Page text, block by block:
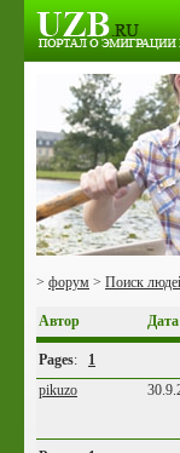
> форум > Поиск
Автор Дата
Pages: 1
pikuzo